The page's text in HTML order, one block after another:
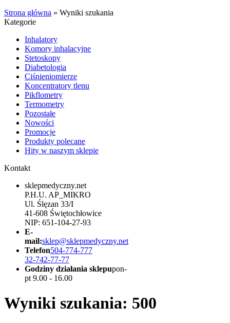
Strona główna » Wyniki szukania
Kategorie
Inhalatory
Komory inhalacyjne
Stetoskopy
Diabetologia
Ciśnieniomierze
Koncentratory tlenu
Pikflometry
Termometry
Pozostałe
Nowości
Promocje
Produkty polecane
Hity w naszym sklepie
Kontakt
sklepmedyczny.net
P.H.U. AP_MIKRO
Ul. Ślęzan 33/I
41-608 Świętochłowice
NIP: 651-104-27-93
E-
mail:sklep@sklepmedyczny.net
Telefon504-774-777
32-742-77-77
Godziny działania sklepupon-
pt 9.00 - 16.00
Wyniki szukania: 500